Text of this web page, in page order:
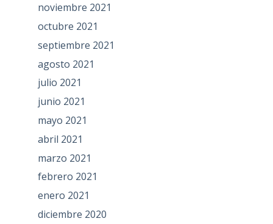
noviembre 2021
octubre 2021
septiembre 2021
agosto 2021
julio 2021
junio 2021
mayo 2021
abril 2021
marzo 2021
febrero 2021
enero 2021
diciembre 2020